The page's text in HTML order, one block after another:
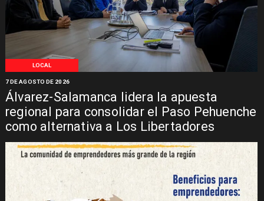
LOCAL
Álvarez-Salamanca lidera la apuesta
regional para consolidar el Paso Pehuenche
como alternativa a Los Libertadores
7 DE AGOSTO DE 2026